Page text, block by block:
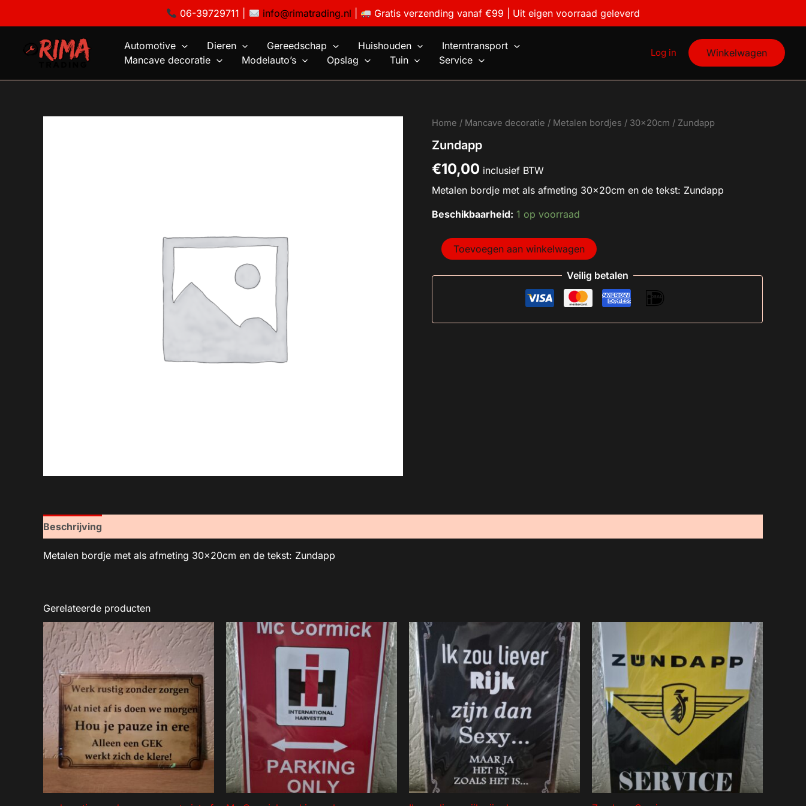
06-39729711 | info@rimatrading.nl Gratis verzending vanaf €99 | Uit eigen voorraad geleverd
inhoud
Automotive Dieren Gereedschap Huishouden
Interntransport
Mancave decoratie
Modelauto’s Opslag Tuin Service
Log in Winkelwagen
Home / Mancave decoratie / Metalen bordjes / 30x20cm / Zundapp
Zundapp
€10,00 inclusief BTW
Metalen bordje met als afmeting 30x20cm en de tekst: Zundapp
Beschikbaarheid: 1 op voorraad
Zundapp
Toevoegen aan winkelwagen
Veilig betalen
Beschrijving
Metalen bordje met als afmeting 30x20cm en de tekst: Zundapp
Gerelateerde producten